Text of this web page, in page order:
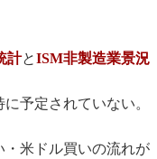
計とISM非製造業景況
に予定されていない。
米ドル買いの流れが